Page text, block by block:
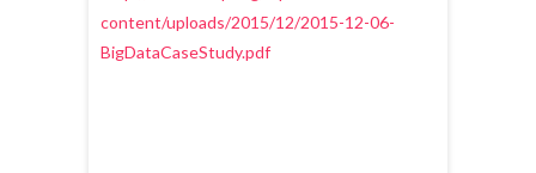
content/uploads/2015/12/2015-12-06-
BigDataCaseStudy.pdf